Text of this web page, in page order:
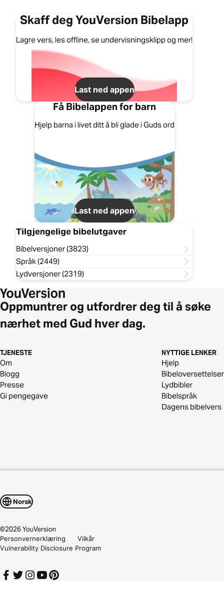
Skaff deg YouVersion Bibelapp
Lagre vers, les offline, se undervisningsklipp og mer!
Last ned appen
Få Bibelappen for barn
Hjelp barna i livet ditt å bli glade i Guds ord
Last ned appen
Tilgjengelige bibelutgaver
Bibelversjoner (3823)
Språk (2449)
Lydversjoner (2319)
Oppmuntrer og utfordrer deg til å søke
nærhet med Gud hver dag.
TJENESTE
Om
Blogg
Presse
Gi pengegave
NYTTIGE LENKER
Hjelp
Bibeloversettelser
Lydbibler
Bibelspråk
Dagens bibelvers
Norsk
©2026YouVersion
Personvernerklæring
Vilkår
Vulnerability Disclosure Program